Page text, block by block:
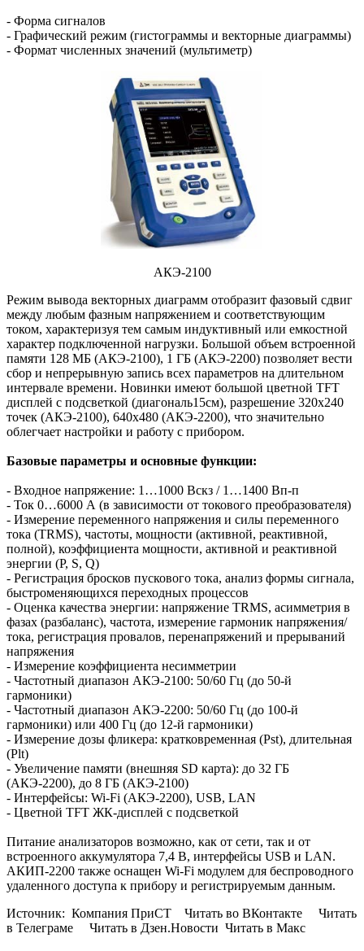
- Форма сигналов
- Графический режим (гистограммы и векторные диаграммы)
- Формат численных значений (мультиметр)
АКЭ-2100
Режим вывода векторных диаграмм отобразит фазовый сдвиг
между любым фазным напряжением и соответствующим
током, характеризуя тем самым индуктивный или емкостной
характер подключенной нагрузки. Большой объем встроенной
памяти 128 МБ (АКЭ-2100), 1 ГБ (АКЭ-2200) позволяет вести
сбор и непрерывную запись всех параметров на длительном
интервале времени. Новинки имеют большой цветной TFT
дисплей с подсветкой (диагональ15см), разрешение 320х240
точек (АКЭ-2100), 640х480 (АКЭ-2200), что значительно
облегчает настройки и работу с прибором.
Базовые параметры и основные функции:
- Входное напряжение: 1…1000 Вскз / 1…1400 Вп-п
- Ток 0…6000 А (в зависимости от токового преобразователя)
- Измерение переменного напряжения и силы переменного
тока (TRMS), частоты, мощности (активной, реактивной,
полной), коэффициента мощности, активной и реактивной
энергии (P, S, Q)
- Регистрация бросков пускового тока, анализ формы сигнала,
быстроменяющихся переходных процессов
- Оценка качества энергии: напряжение TRMS, асимметрия в
фазах (разбаланс), частота, измерение гармоник напряжения/
тока, регистрация провалов, перенапряжений и прерываний
напряжения
- Измерение коэффициента несимметрии
- Частотный диапазон АКЭ-2100: 50/60 Гц (до 50-й
гармоники)
- Частотный диапазон АКЭ-2200: 50/60 Гц (до 100-й
гармоники) или 400 Гц (до 12-й гармоники)
- Измерение дозы фликера: кратковременная (Pst), длительная
(Plt)
- Увеличение памяти (внешняя SD карта): до 32 ГБ
(АКЭ-2200), до 8 ГБ (АКЭ-2100)
- Интерфейсы: Wi-Fi (АКЭ-2200), USB, LAN
- Цветной TFT ЖК-дисплей с подсветкой
Питание анализаторов возможно, как от сети, так и от
встроенного аккумулятора 7,4 В, интерфейсы USB и LAN.
АКИП-2200 также оснащен Wi-Fi модулем для беспроводного
удаленного доступа к прибору и регистрируемым данным.
Источник: Компания ПриСТ Читать во ВКонтакте Читать
в Телеграме Читать в Дзен.Новости Читать в Макс